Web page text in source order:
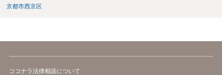
京都市西京区
ココナラ法律相談について